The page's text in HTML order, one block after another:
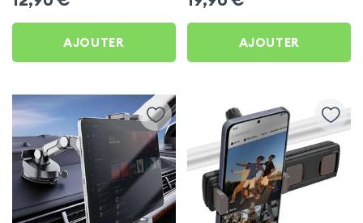
AJOUTER AJOUTER